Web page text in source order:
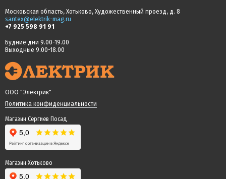
Московская область, Хотьково, Художественный проезд, д. 8
santex@elektrik-mag.ru
+7 925 598 91 91
Будние дни 9.00-19.00
Выходные 9.00-18.00
ООО "Электрик"
Политика конфиденциальности
Магазин Сергиев Посад
Магазин Хотьково